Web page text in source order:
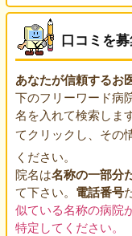
口コミを
あなたが信頼するお
下のフリーワード病
名を入れて検索しま
てクリックし、その
ください。
院名は名称の一部分
て下さい。 電話番号
似ている名称の病院
特定してください。